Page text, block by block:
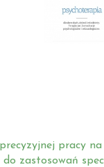
pracy
do zastosowań